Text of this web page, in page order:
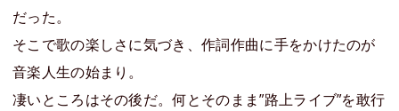
だった。
そこで歌の楽しさに気づき、作詞作曲に手をかけたのが
音楽人生の始まり。
凄いところはその後だ。何とそのまま”路上ライブ”を敢行